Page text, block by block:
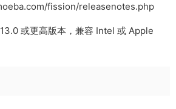
fission/releasenotes.php
或更高版本，兼容 Intel 或 Apple